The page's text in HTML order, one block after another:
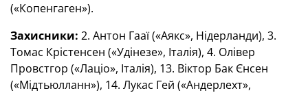
(«Копенгаген»).
Захисники: 2. Антон Гааї («Аякс», Нідерланди), 3.
Томас Крістенсен («Удінезе», Італія), 4. Олівер
Провстгор («Лаціо», Італія), 13. Віктор Бак Єнсен
(«Мідтьюлланн»), 14. Лукас Гей («Андерлехт»,